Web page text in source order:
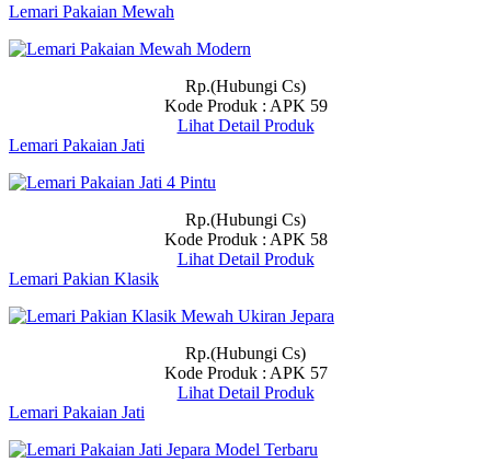
Lemari Pakaian Mewah
Rp.(Hubungi Cs)
Kode Produk : APK 59
Lihat Detail Produk
Lemari Pakaian Jati
Rp.(Hubungi Cs)
Kode Produk : APK 58
Lihat Detail Produk
Lemari Pakian Klasik
Rp.(Hubungi Cs)
Kode Produk : APK 57
Lihat Detail Produk
Lemari Pakaian Jati